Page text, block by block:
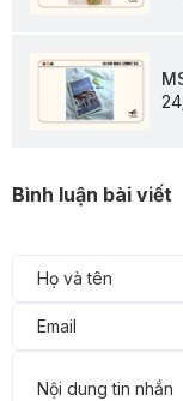
Bình luận bài viết